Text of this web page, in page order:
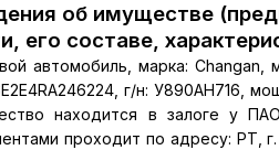
об имуществе
его составе,
автомобиль, марка: Changan,
г/н: У890АН716,
находится в залоге у
проходит по адресу: РТ,